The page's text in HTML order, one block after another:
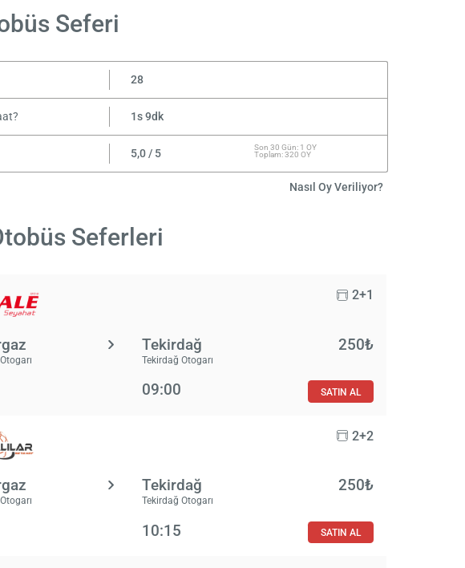
Seferi
28
1s 9dk
5,0 / 5
Son 30 Gün: 1 OY
Toplam: 320 OY
Nasıl Oy Veriliyor?
Seferleri
2+1
Tekirdağ
Tekirdağ Otogarı
250₺
09:00 SATIN AL
2+2
Tekirdağ
Tekirdağ Otogarı
250₺
10:15 SATIN AL